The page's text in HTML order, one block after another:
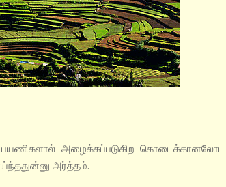
பயணிகளால் அழைக்கப்படுகிற கொடைக்கானலோட
அர்த்தம்.